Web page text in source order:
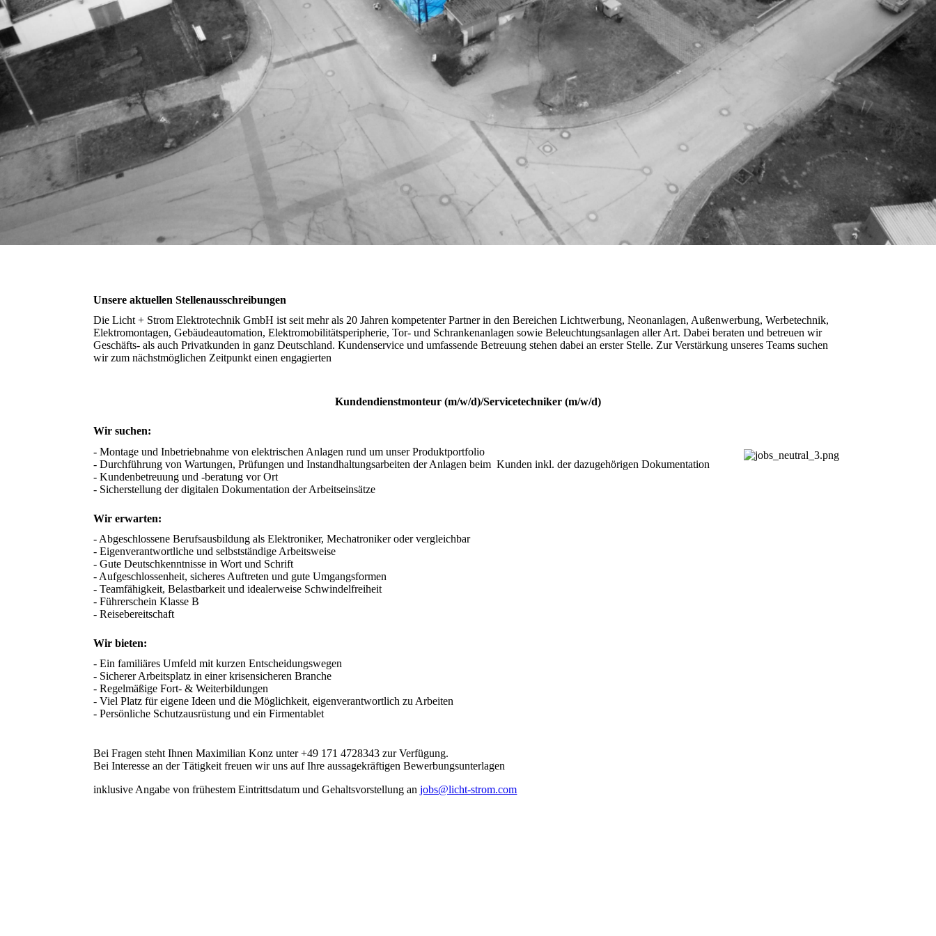
Unsere aktuellen Stellenausschreibungen
Die Licht + Strom Elektrotechnik GmbH ist seit mehr als 20 Jahren kompetenter Partner in den Bereichen Lichtwerbung, Neonanlagen, Außenwerbung, Werbetechnik,
Elektromontagen, Gebäudeautomation, Elektromobilitätsperipherie, Tor- und Schrankenanlagen sowie Beleuchtungsanlagen aller Art. Dabei beraten und betreuen wir
Geschäfts- als auch Privatkunden in ganz Deutschland. Kundenservice und umfassende Betreuung stehen dabei an erster Stelle. Zur Verstärkung unseres Teams suchen
wir zum nächstmöglichen Zeitpunkt einen engagierten
Kundendienstmonteur (m/w/d)/Servicetechniker (m/w/d)
Wir suchen:
- Montage und Inbetriebnahme von elektrischen Anlagen rund um unser Produktportfolio
- Durchführung von Wartungen, Prüfungen und Instandhaltungsarbeiten der Anlagen beim  Kunden inkl. der dazugehörigen Dokumentation
- Kundenbetreuung und -beratung vor Ort
- Sicherstellung der digitalen Dokumentation der Arbeitseinsätze
Wir erwarten:
- Abgeschlossene Berufsausbildung als Elektroniker, Mechatroniker oder vergleichbar
- Eigenverantwortliche und selbstständige Arbeitsweise
- Gute Deutschkenntnisse in Wort und Schrift
- Aufgeschlossenheit, sicheres Auftreten und gute Umgangsformen
- Teamfähigkeit, Belastbarkeit und idealerweise Schwindelfreiheit
- Führerschein Klasse B
- Reisebereitschaft
Wir bieten:
- Ein familiäres Umfeld mit kurzen Entscheidungswegen
- Sicherer Arbeitsplatz in einer krisensicheren Branche
- Regelmäßige Fort- & Weiterbildungen
- Viel Platz für eigene Ideen und die Möglichkeit, eigenverantwortlich zu Arbeiten
- Persönliche Schutzausrüstung und ein Firmentablet
Bei Fragen steht Ihnen Maximilian Konz unter +49 171 4728343 zur Verfügung.
Bei Interesse an der Tätigkeit freuen wir uns auf Ihre aussagekräftigen Bewerbungsunterlagen
inklusive Angabe von frühestem Eintrittsdatum und Gehaltsvorstellung anjobs@licht-strom.com